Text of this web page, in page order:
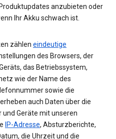
anzubieten oder
Ihr Akku schwach ist.
zählen eindeutige
des Browsers, der
das Betriebssystem,
wie der Name des
sowie die
auch Daten über die
und Geräte mit unseren
IP-Adresse, Absturzberichte,
die Uhrzeit und die